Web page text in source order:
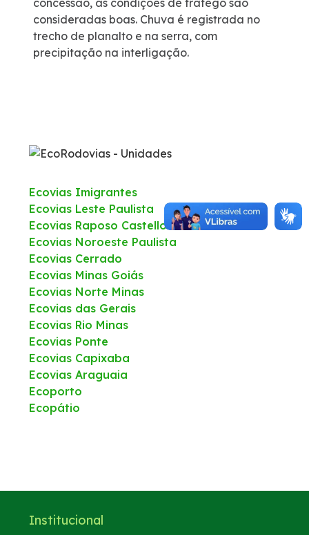
Dúvidas
Trabalhe Conosco
WhatsApp
consideradas boas. Chuva é registrada no
trecho de planalto e na serra, com
precipitação na interligação.
Ecovias Imigrantes
Ecovias Leste Paulista
Ecovias Raposo Castello
Ecovias Noroeste Paulista
Ecovias Cerrado
Ecovias Minas Goiás
Ecovias Norte Minas
Ecovias das Gerais
Ecovias Rio Minas
Ecovias Ponte
Ecovias Capixaba
Ecovias Araguaia
Ecoporto
Ecopátio
Institucional